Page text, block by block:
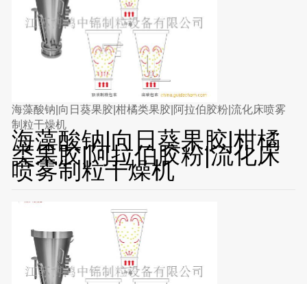
海藻酸钠|向日葵果胶|柑橘类果胶|阿拉伯胶粉|流化床喷雾
制粒干燥机
海藻酸钠|向日葵果胶|柑橘
类果胶|阿拉伯胶粉|流化床
喷雾制粒干燥机